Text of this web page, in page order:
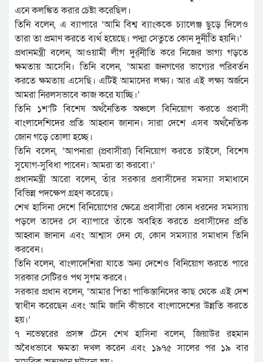
এনে কলঙ্কিত করার চেষ্টা করেছিল।
তিনি বলেন, এ ব্যাপারে ‘আমি বিশ্ব ব্যাংককে চ্যালেঞ্জ ছুড়ে দিলেও
তারা তা প্রমাণ করতে ব্যর্থ হয়েছে। পদ্মা সেতুতে কোন দুর্নীতি হয়নি।’
প্রধানমন্ত্রী বলেন, আওয়ামী লীগ দুর্র্নীতি করে নিজের ভাগ্য গড়তে
ক্ষমতায় আসেনি। তিনি বলেন, ‘আমরা জনগণের ভাগ্যের পরিবর্তন
করতে ক্ষমতায় এসেছি। এটিই আমাদের লক্ষ্য। আর এই লক্ষ্য অর্জনে
আমরা নিরলসভাবে কাজ করে যাচ্ছি।’
তিনি ১শ’টি বিশেষ অর্থনৈতিক অঞ্চলে বিনিয়োগ করতে প্রবাসী
বাংলাদেশিদের প্রতি আহ্বান জানান। সারা দেশে এসব অর্থনৈতিক
জোন গড়ে তোলা হচ্ছে।
তিনি বলেন, ‘আপনারা (প্রবাসীরা) বিনিয়োগ করতে চাইলে, বিশেষ
সুযোগ-সুবিধা পাবেন। আমরা তা করবো।’
প্রধানমন্ত্রী আরো বলেন, তাঁর সরকার প্রবাসীদের সমস্যা সমাধানে
বিভিন্ন পদক্ষেপ গ্রহণ করেছে।
শেখ হাসিনা দেশে বিনিয়োগের ক্ষেত্রে প্রবাসীরা কোন ধরনের সমস্যায়
পড়লে তাদের সে ব্যাপারে তাঁকে অবহিত করতে প্রবাসীদের প্রতি
আহ্বান জানান এবং আশ্বাস দেন যে, কোন সমস্যার সমাধান তিনি
করবেন।
তিনি বলেন, বাংলাদেশিরা যাতে অন্য দেশেও বিনিয়োগ করতে পারে
সরকার সেটিরও পথ সুগম করবে।
সরকার প্রধান বলেন, ‘আমার পিতা পাকিস্তানিদের কাছ থেকে এই দেশ
স্বাধীন করেছেন এবং আমি জানি কীভাবে বাংলাদেশের উন্নতি করতে
হয়।’
৭ নভেম্বরের প্রসঙ্গ টেনে শেখ হাসিনা বলেন, জিয়াউর রহমান
অবৈধভাবে ক্ষমতা দখল করেন এবং ১৯৭৫ সালের পর ১৯ বার